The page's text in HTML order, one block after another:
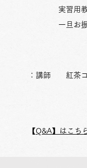
実習用
一旦お
：講師 紅茶
​【Q&A】はこち